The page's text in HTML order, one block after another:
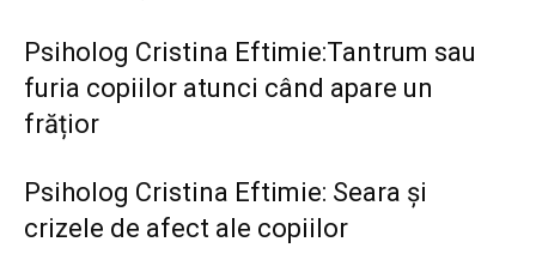
Psiholog Cristina Eftimie:Tantrum sau
furia copiilor atunci când apare un
frățior
Psiholog Cristina Eftimie: Seara și
crizele de afect ale copiilor